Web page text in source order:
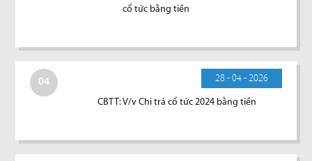
cổ tức bằng tiền
04 28 - 04 - 2026
CBTT: V/v Chi trả cổ tức 2024 bằng tiền